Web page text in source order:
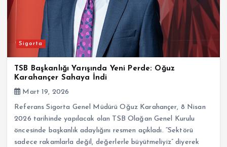
Sigorta
TSB Başkanlığı Yarışında Yeni Perde: Oğuz
Karahançer Sahaya İndi
Mart 19, 2026
Referans Sigorta Genel Müdürü Oğuz Karahançer, 8 Nisan
2026 tarihinde yapılacak olan TSB Olağan Genel Kurulu
öncesinde başkanlık adaylığını resmen açıkladı. “Sektörü
sadece rakamlarla değil, değerlerle büyütmeliyiz” diyerek